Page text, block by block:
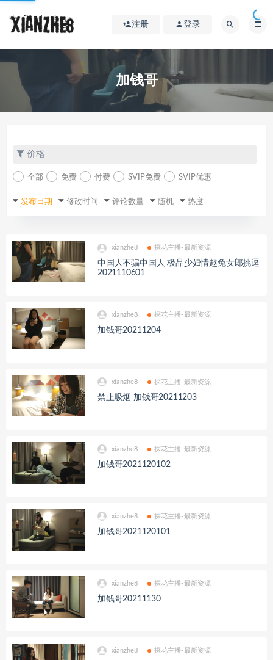
注册 登录
加钱哥
价格
全部 免费 付费 SVIP免费 SVIP优惠
发布日期 修改时间 评论数量 随机 热度
xianzhe8 探花主播-最新资源
中国人不骗中国人 极品少妇情趣兔女郎挑逗
2021110601
xianzhe8 探花主播-最新资源
加钱哥20211204
xianzhe8 探花主播-最新资源
禁止吸烟 加钱哥20211203
xianzhe8 探花主播-最新资源
加钱哥2021120102
xianzhe8 探花主播-最新资源
加钱哥2021120101
xianzhe8 探花主播-最新资源
加钱哥20211130
xianzhe8 探花主播-最新资源